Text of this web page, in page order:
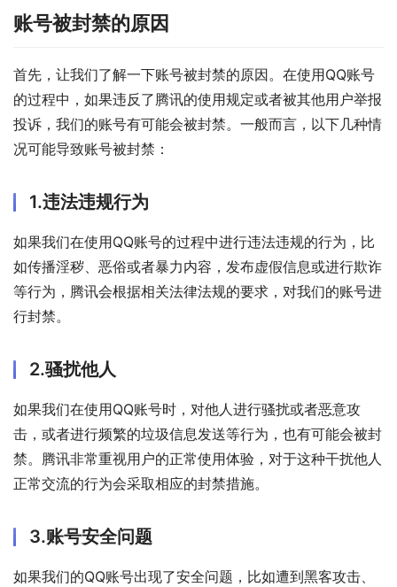
账号被封禁的原因
首先，让我们了解一下账号被封禁的原因。在使用QQ账号
的过程中，如果违反了腾讯的使用规定或者被其他用户举报
投诉，我们的账号有可能会被封禁。一般而言，以下几种情
况可能导致账号被封禁：
1.违法违规行为
如果我们在使用QQ账号的过程中进行违法违规的行为，比
如传播淫秽、恶俗或者暴力内容，发布虚假信息或进行欺诈
等行为，腾讯会根据相关法律法规的要求，对我们的账号进
行封禁。
2.骚扰他人
如果我们在使用QQ账号时，对他人进行骚扰或者恶意攻
击，或者进行频繁的垃圾信息发送等行为，也有可能会被封
禁。腾讯非常重视用户的正常使用体验，对于这种干扰他人
正常交流的行为会采取相应的封禁措施。
3.账号安全问题
如果我们的QQ账号出现了安全问题，比如遭到黑客攻击、